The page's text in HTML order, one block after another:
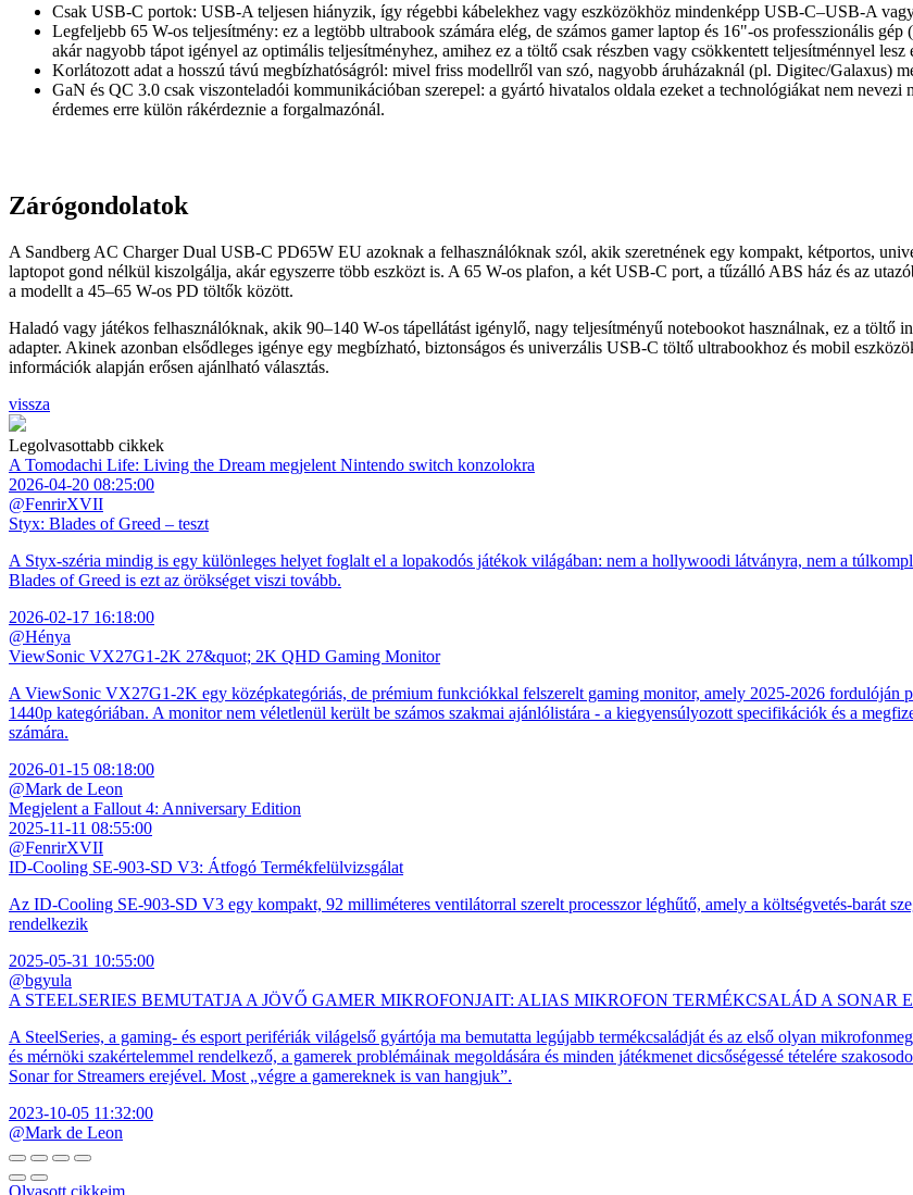
Csak USB‑C portok: USB‑A teljesen hiányzik, így régebbi kábelekhez vagy eszközökhöz mindenképp USB‑C–USB‑A
Legfeljebb 65 W-os teljesítmény: ez a legtöbb ultrabook számára elég, de számos gamer laptop és 16"-os professzionális
akár nagyobb tápot igényel az optimális teljesítményhez, amihez ez a töltő csak részben vagy csökkentett teljesítménnyel lesz
Korlátozott adat a hosszú távú megbízhatóságról: mivel friss modellről van szó, nagyobb áruházaknál (pl. Digitec/Galaxus)
GaN és QC 3.0 csak viszonteladói kommunikációban szerepel: a gyártó hivatalos oldala ezeket a technológiákat nem
érdemes erre külön rákérdeznie a forgalmazónál.
Zárógondolatok
A Sandberg AC Charger Dual USB-C PD65W EU azoknak a felhasználóknak szól, akik szeretnének egy kompakt, kétportos,
laptopot gond nélkül kiszolgálja, akár egyszerre több eszközt is. A 65 W-os plafon, a két USB‑C port, a tűzálló ABS ház és az
a modellt a 45–65 W-os PD töltők között.
Haladó vagy játékos felhasználóknak, akik 90–140 W-os tápellátást igénylő, nagy teljesítményű notebookot használnak, ez a töltő
adapter. Akinek azonban elsődleges igénye egy megbízható, biztonságos és univerzális USB‑C töltő ultrabookhoz és mobil
információk alapján erősen ajánlható választás.
vissza
Legolvasottabb cikkek
A Tomodachi Life: Living the Dream megjelent Nintendo switch konzolokra
2026-04-20 08:25:00
@FenrirXVII
Styx: Blades of Greed – teszt
A Styx-széria mindig is egy különleges helyet foglalt el a lopakodós játékok világában: nem a hollywoodi látványra, nem a
Blades of Greed is ezt az örökséget viszi tovább.
2026-02-17 16:18:00
@Hénya
ViewSonic VX27G1-2K 27&quot; 2K QHD Gaming Monitor
A ViewSonic VX27G1-2K egy középkategóriás, de prémium funkciókkal felszerelt gaming monitor, amely 2025-2026 fordulóján
1440p kategóriában. A monitor nem véletlenül került be számos szakmai ajánlólistára - a kiegyensúlyozott specifikációk és a
számára.
2026-01-15 08:18:00
@Mark de Leon
Megjelent a Fallout 4: Anniversary Edition
2025-11-11 08:55:00
@FenrirXVII
ID-Cooling SE-903-SD V3: Átfogó Termékfelülvizsgálat
Az ID-Cooling SE-903-SD V3 egy kompakt, 92 milliméteres ventilátorral szerelt processzor léghűtő, amely a költségvetés-barát
rendelkezik
2025-05-31 10:55:00
@bgyula
A STEELSERIES BEMUTATJA A JÖVŐ GAMER MIKROFONJAIT: ALIAS MIKROFON TERMÉKCSALÁD A SONAR
A SteelSeries, a gaming- és esport perifériák világelső gyártója ma bemutatta legújabb termékcsaládját és az első olyan
és mérnöki szakértelemmel rendelkező, a gamerek problémáinak megoldására és minden játékmenet dicsőségessé tételére
Sonar for Streamers erejével. Most „végre a gamereknek is van hangjuk”.
2023-10-05 11:32:00
@Mark de Leon